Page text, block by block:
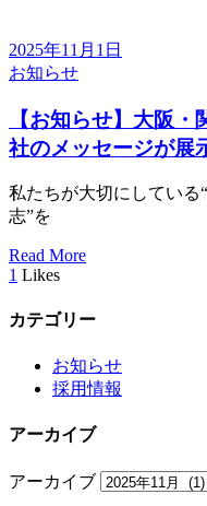
2025年11月1日
お知らせ
【お知らせ】大阪
社のメッセージが展
私たちが大切にしている
志”を
Read More
1 Likes
カテゴリー
お知らせ
採用情報
アーカイブ
アーカイブ